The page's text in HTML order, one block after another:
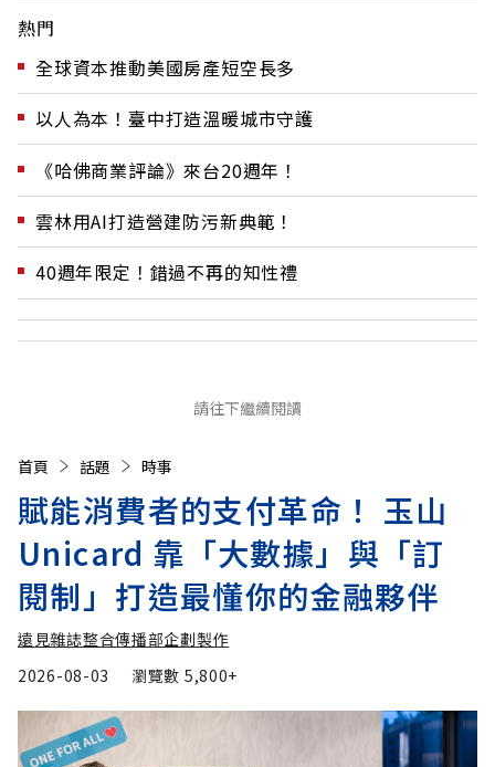
熱門
全球資本推動美國房產短空長多
以人為本！臺中打造溫暖城市守護
《哈佛商業評論》來台20週年！
雲林用AI打造營建防污新典範！
40週年限定！錯過不再的知性禮
請往下繼續閱讀
首頁 話題 時事
賦能消費者的支付革命！ 玉山
Unicard 靠「大數據」與「訂
閱制」打造最懂你的金融夥伴
遠見雜誌整合傳播部企劃製作
2026-08-03
瀏覽數 5,800+